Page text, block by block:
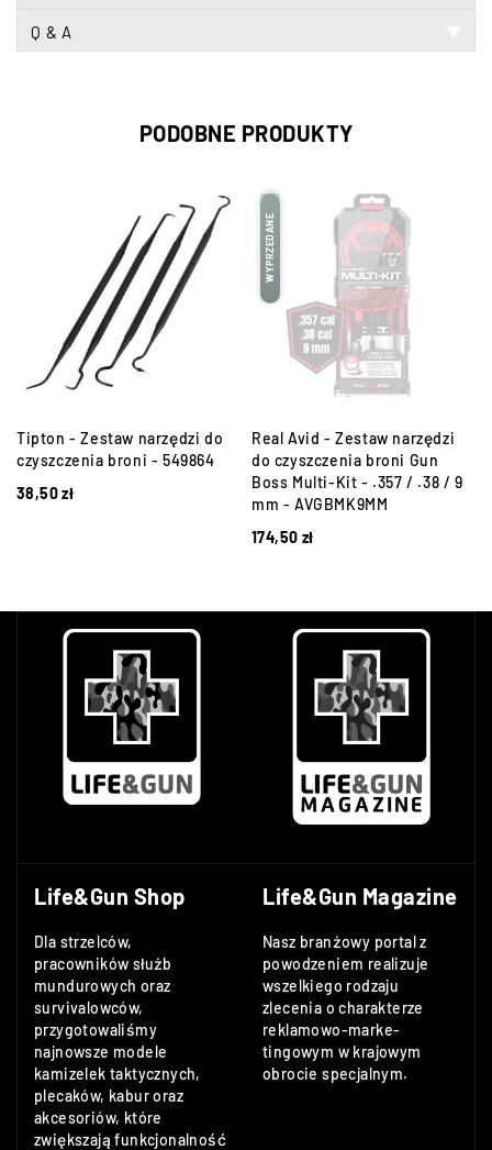
Q & A
PODOBNE PRODUKTY
Tipton - Zestaw narzędzi do
czyszczenia broni - 549864
38,50zł
WYPRZEDANE
Real Avid - Zestaw narzędzi
do czyszczenia broni Gun
Boss Multi-Kit - .357 / .38 / 9
mm - AVGBMK9MM
174,50 zł
Life&Gun Shop
Dla strzelców,
pracowników służb
mundurowych oraz
survivalowców,
przygotowaliśmy
najnowsze modele
kamizelek taktycznych,
plecaków, kabur oraz
akcesoriów, które
zwiększają funkcjonalność
Life&Gun Magazine
Nasz branżowy portal z
powodzeniem realizuje
wszelkiego rodzaju
zlecenia o charakterze
reklamowo-marke-
tingowym w krajowym
obrocie specjalnym.